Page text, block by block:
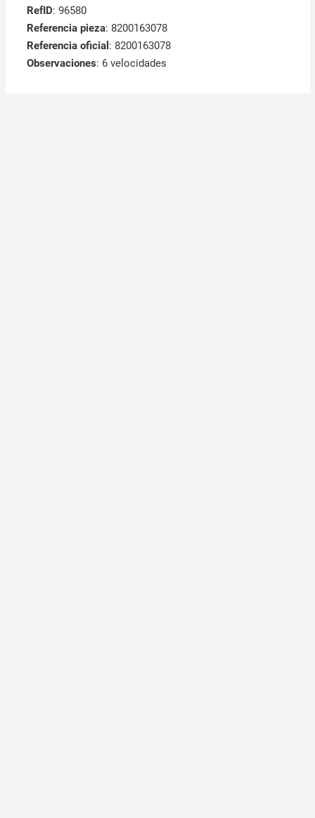
RefID: 96580
Referencia pieza: 8200163078
Referencia oficial : 8200163078
Observaciones: 6 velocidades